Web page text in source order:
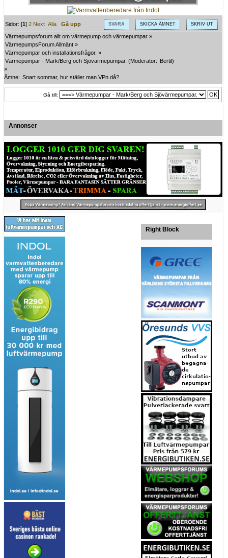
SVARA SKICKA ÄMNET SKRIV UT
Sidor: [1]2 Next Alla
Gå upp
Värmepumpsforum allt om värmepump och värmepumpar »
VärmepumpsForum Allmänt »
Värmepumpar och installationsfrågor. »
Värmepumpar - Mark/Berg och Sjövärmepumpar. (Moderator: Bertil)
»
Ämne: Snart sommar, hur ställer man VPn då?
Gå till:
Annonser
Right Block